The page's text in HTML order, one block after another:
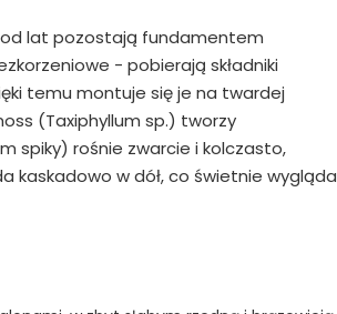
od lat pozostają fundamentem
- pobierają składniki
temu montuje się je na twardej
(Taxiphyllum sp.) tworzy
spiky) rośnie zwarcie i kolczasto,
kaskadowo w dół, co świetnie wygląda